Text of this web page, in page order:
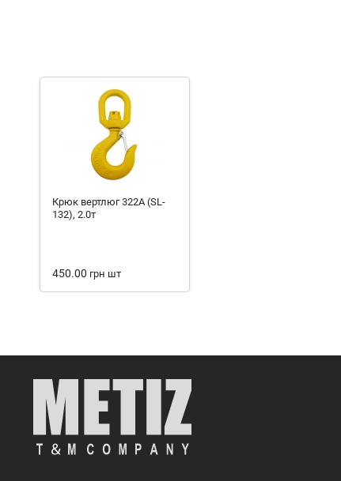
Крюк вертлюг 322А (SL-
132), 2.0т
450.00 грн шт